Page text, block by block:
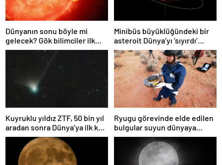
Dünyanın sonu böyle mi
gelecek? Gök bilimciler ilk
kez sönen yıldızın gezegeni
yutmasına tanık oldu
Minibüs büyüklüğündeki bir
asteroit Dünya’yı ‘sıyırdı’
geçti
Kuyruklu yıldız ZTF, 50 bin yıl
aradan sonra Dünya’ya ilk kez
çok yaklaşacak
Ryugu görevinde elde edilen
bulgular suyun dünyaya
asteroitlerce getirilmiş
olabileceğini gösteriyor